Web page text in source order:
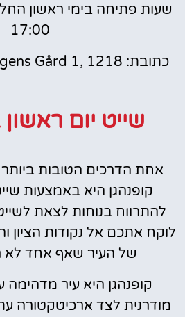
17:00
כתובת: Prins Jørgens Gård 1, 1218, קופנהגן
שייט יום
אחת הדרכים הטובות
קופנהגן היא באמצעות
להתרווח בנוחות לצאת
לוקח אתכם אל נקודות הציון
של העיר שאף אחד לא
קופנהגן היא עיר
מודרנית לצד ארכיטקטורה